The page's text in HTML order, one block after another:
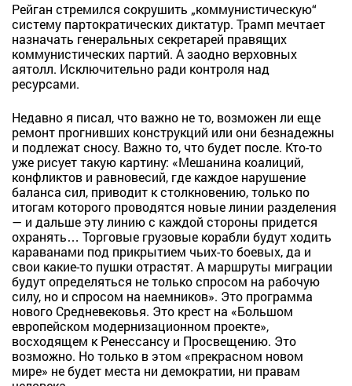
Рейган стремился сокрушить „коммунистическую“
систему партократических диктатур. Трамп мечтает
назначать генеральных секретарей правящих
коммунистических партий. А заодно верховных
аятолл. Исключительно ради контроля над
ресурсами.
Недавно я писал, что важно не то, возможен ли еще
ремонт прогнивших конструкций или они безнадежны
и подлежат сносу. Важно то, что будет после. Кто-то
уже рисует такую картину: «Мешанина коалиций,
конфликтов и равновесий, где каждое нарушение
баланса сил, приводит к столкновению, только по
итогам которого проводятся новые линии разделения
— и дальше эту линию с каждой стороны придется
охранять… Торговые грузовые корабли будут ходить
караванами под прикрытием чьих-то боевых, да и
свои какие-то пушки отрастят. А маршруты миграции
будут определяться не только спросом на рабочую
силу, но и спросом на наемников». Это программа
нового Средневековья. Это крест на «Большом
европейском модернизационном проекте»,
восходящем к Ренессансу и Просвещению. Это
возможно. Но только в этом «прекрасном новом
мире» не будет места ни демократии, ни правам